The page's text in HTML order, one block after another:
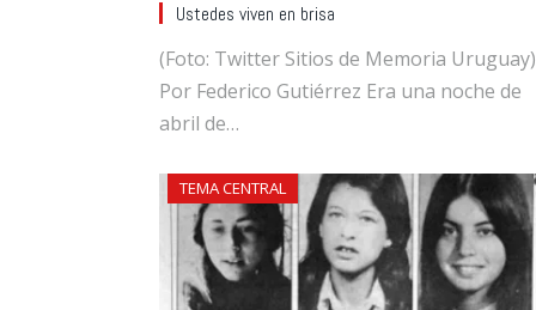
Ustedes viven en brisa
(Foto: Twitter Sitios de Memoria Uruguay)
Por Federico Gutiérrez Era una noche de
abril de…
TEMA CENTRAL